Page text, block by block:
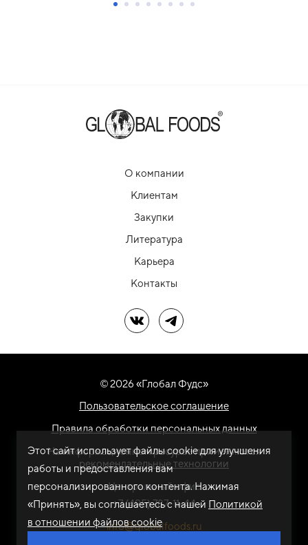
О компании
Клиентам
Закупки
Литература
Карьера
Контакты
Мы в ВКМы в Telegram
© 2026 «Глобал Фудс»
Пользовательское соглашение
Правила обработки персональных данных
На информационном ресурсе применяются
рекомендательные технологии
Центральный офис
+7 (495) 787-11-44
info@globalfoods.ru
Этот сайт использует файлы cookie для улучшения
работы и предоставления вам
персонализированного контента. Нажимая
«Принять», вы соглашаетесь с нашей Политикой
в отношении файлов cookie